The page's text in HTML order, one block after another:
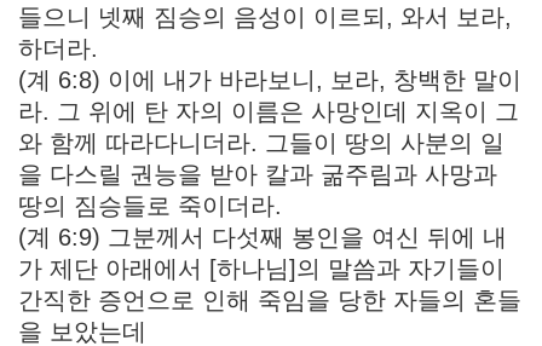
들으니 넷째 짐승의 음성이 이르되, 와서 보라,
하더라.
(계 6:8) 이에 내가 바라보니, 보라, 창백한 말이
라. 그 위에 탄 자의 이름은 사망인데 지옥이 그
와 함께 따라다니더라. 그들이 땅의 사분의 일
을 다스릴 권능을 받아 칼과 굶주림과 사망과
땅의 짐승들로 죽이더라.
(계 6:9) 그분께서 다섯째 봉인을 여신 뒤에 내
가 제단 아래에서 [하나님]의 말씀과 자기들이
간직한 증언으로 인해 죽임을 당한 자들의 혼들
을 보았는데